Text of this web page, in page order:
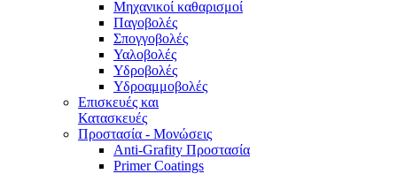
Μηχανικοί καθαρισμοί
Παγοβολές
Σπογγοβολές
Υαλοβολές
Υδροβολές
Υδροαμμοβολές
Επισκευές και
Κατασκευές
Προστασία - Μονώσεις
Anti-Grafity Προστασία
Primer Coatings